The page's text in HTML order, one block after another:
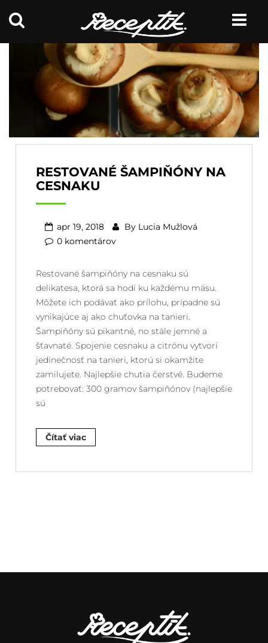
RESTOVANÉ ŠAMPIŇÓNY NA
CESNAKU
apr 19, 2018 By Lucia Mužlová
0 komentárov
Restované šampiňóny na cesnaku sú
delikatesa, ktorá sa hodí ku každému mäsu.
Môžete ich podávať ako prílohu, prípadne sú
vynikajúce aj ako chuťovka na tanieri.
Šampiňóny sú pikantné, no stále jemné a
šťavnaté. Spojenie cesnaku a citrónu vytvorí
jedinečnosť na tanieri, ktorú si okamžite
zamilujete. Najlepšie chutia čerstvé. Budeme
potrebovať: 300 gramov šampiňónov (najlepšie
sú
Čítať viac